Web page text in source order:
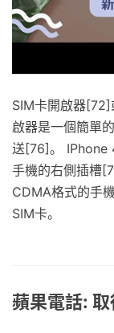
SIM卡開啟器[72]
啟器是一個簡單
送[76]。 IPhone
手機的右側插槽
CDMA格式的手
SIM卡。
蘋果電話: